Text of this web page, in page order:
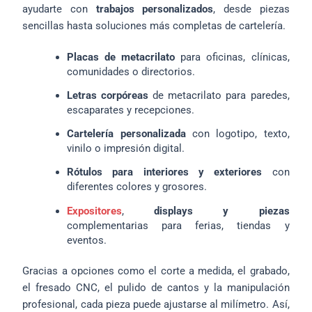
ayudarte con trabajos personalizados, desde piezas
sencillas hasta soluciones más completas de cartelería.
Placas de metacrilato para oficinas, clínicas,
comunidades o directorios.
Letras corpóreas de metacrilato para paredes,
escaparates y recepciones.
Cartelería personalizadacon logotipo, texto,
vinilo o impresión digital.
Rótulos para interiores y exteriores con
diferentes colores y grosores.
Expositores,displays y piezas
complementarias para ferias, tiendas y
eventos.
Gracias a opciones como el corte a medida, el grabado,
el fresado CNC, el pulido de cantos y la manipulación
profesional, cada pieza puede ajustarse al milímetro. Así,